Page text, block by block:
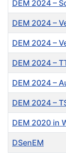
DEM 2024 –
DEM 2024 –
DEM 2024 –
DEM 2024 –
DEM 2024 –
DEM 2024 –
DEM 2020 in
DSenEM